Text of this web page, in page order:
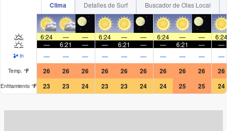
Clima Detalles de Surf Buscador de Olas Local
6:24 — — 6:24 — — 6:24 — —
6:24
—
6:21 — — 6:21 — — 6:21 — —
in — — — — — — — — — —
Temp. °F 26 26 26 26 26 26 26 26 26 26
Enfriamiento °F 23 23 24 23 23 24 24 25 25 24